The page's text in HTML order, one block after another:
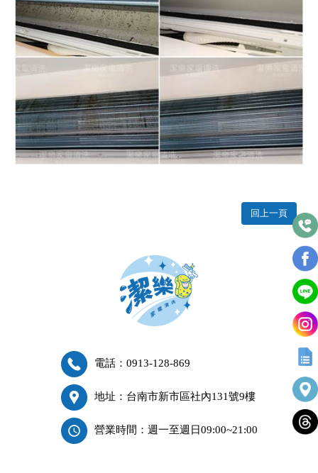
回上一頁
電話：0913-128-869
地址：台南市新市區社內131號9樓
營業時間：週一至週日09:00~21:00